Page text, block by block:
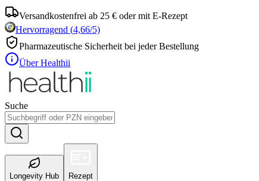
Versandkostenfrei ab 25 € oder mit E-Rezept
Hervorragend (4,66/5)
Pharmazeutische Sicherheit bei jeder Bestellung
Über Healthii
Suche
Longevity Hub Rezept